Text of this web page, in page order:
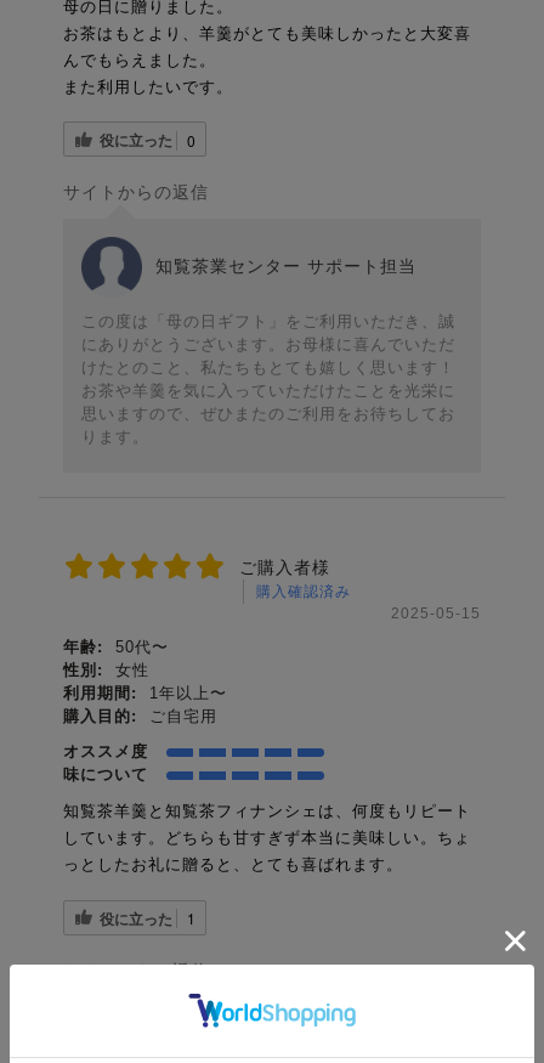
母の日に贈りました。
お茶はもとより、羊羹がとても美味しかったと大変喜
んでもらえました。
また利用したいです。
役に立った 0
サイトからの返信
知覧茶業センター サポート担当
この度は「母の日ギフト」をご利用いただき、誠
にありがとうございます。お母様に喜んでいただ
けたとのこと、私たちもとても嬉しく思います！
お茶や羊羹を気に入っていただけたことを光栄に
思いますので、ぜひまたのご利用をお待ちしてお
ります。
ご購入者様
購入確認済み
2025-05-15
年齢:
50代〜
性別:
女性
利用期間:
1年以上〜
購入目的:
ご自宅用
オススメ度
味について
知覧茶羊羹と知覧茶フィナンシェは、何度もリピート
しています。どちらも甘すぎず本当に美味しい。ちょ
っとしたお礼に贈ると、とても喜ばれます。
役に立った 1
サイトからの返信